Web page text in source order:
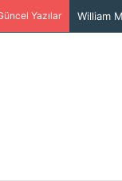
Yazılar William